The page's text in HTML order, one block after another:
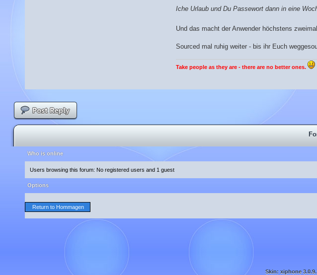
Iche Urlaub und Du Passewort dann in eine
Und das macht der Anwender höchstens
Sourced mal ruhig weiter - bis ihr Euch
Take people as they are - there are no better ones.
Who is online
Users browsing this forum: No registered users and 1 guest
Options
Return to Hommagen
Skin: xiphone